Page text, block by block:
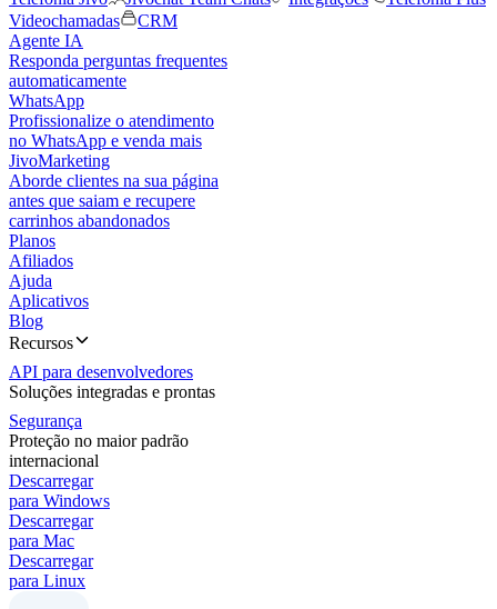
Videochamadas
CRM
Agente IA
Responda perguntas frequentes
automaticamente
WhatsApp
Profissionalize o atendimento
no WhatsApp e venda mais
JivoMarketing
Aborde clientes na sua página
antes que saiam e recupere
carrinhos abandonados
Planos
Afiliados
Ajuda
Aplicativos
Blog
Recursos
API para desenvolvedores
Soluções integradas e prontas
Segurança
Proteção no maior padrão
internacional
Descarregar
para Windows
Descarregar
para Mac
Descarregar
para Linux